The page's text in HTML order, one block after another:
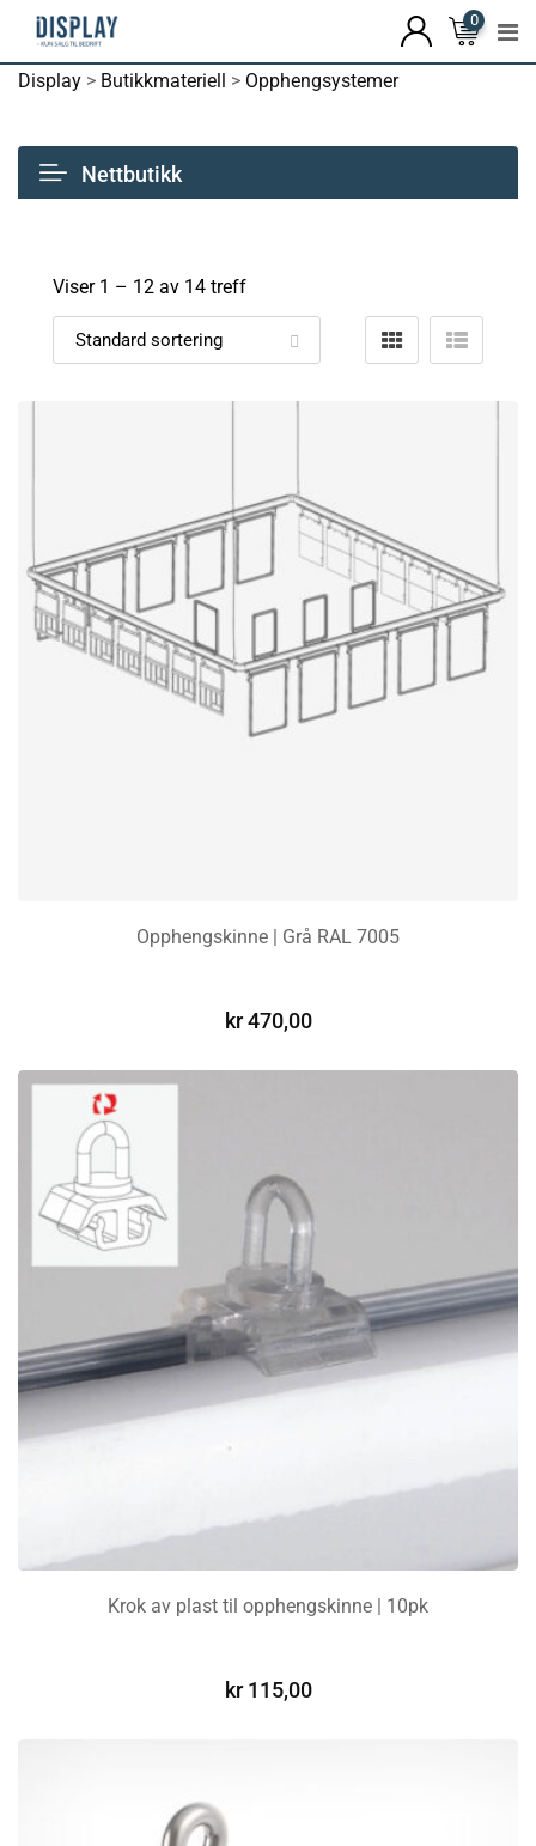
0
Display > Butikkmateriell > Opphengsystemer
Nettbutikk
Viser 1 – 12 av 14 treff
Opphengskinne | Grå RAL 7005
kr470,00
Krok av plast til opphengskinne | 10pk
kr115,00